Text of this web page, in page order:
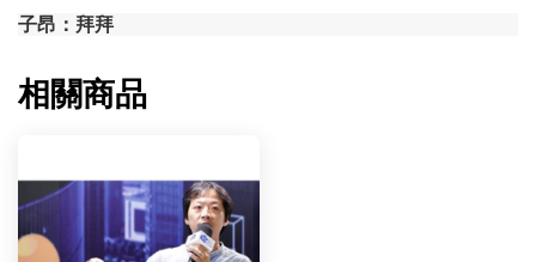
子昂 ： 拜拜
相關商品